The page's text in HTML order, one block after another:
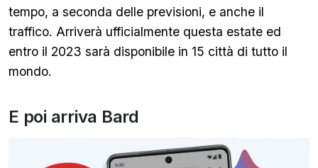
tempo, a seconda delle previsioni, e anche il
traffico. Arriverà ufficialmente questa estate ed
entro il 2023 sarà disponibile in 15 città di tutto il
mondo.
E poi arriva Bard